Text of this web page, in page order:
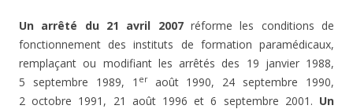
Un arrêté du 21 avril 2007réforme les conditions de
fonctionnement des instituts de formation paramédicaux,
remplaçant ou modifiant les arrêtés des 19 janvier 1988,
5 septembre 1989, 1 eraoût 1990, 24 septembre 1990,
2 octobre 1991, 21 août 1996 et 6 septembre 2001. Un